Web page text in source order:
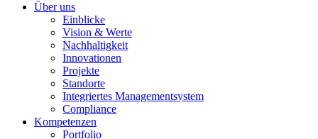
Über uns
Einblicke
Vision & Werte
Nachhaltigkeit
Innovationen
Projekte
Standorte
Integriertes Managementsystem
Compliance
Kompetenzen
Portfolio